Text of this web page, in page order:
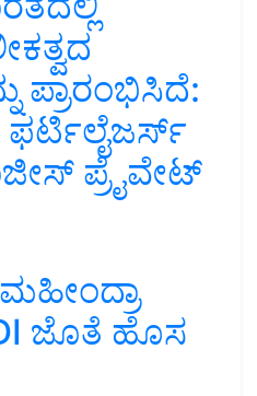
ಪ್ರಾರಂಭಿಸಿದೆ:
ಫರ್ಟಿಲೈಜರ್ಸ್
ಪ್ರೈವೇಟ್
ಜೊತೆ ಹೊಸ